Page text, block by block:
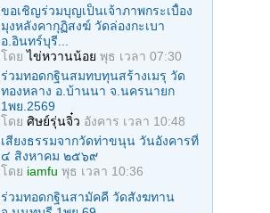
ขอเชิญร่วมบุญเป็นเจ้าภาพกระเบื้อง
มุงหลังคากุฏิสงฆ์ วัดล่องกะเบา
อ.อินทร์บุรี...
โดยไข่หวานน้อย พุธ เวลา 07:30
ร่วมทอดกฐินสมทบทุนสร้างเมรุ วัด
ทองหลาง อ.บ้านนา จ.นครนายก
1พย.2569
โดย ศิษย์รุ่นจิ๋ว อังคาร เวลา 10:48
เสียงธรรมจากวัดท่าขนุน วันอังคารที่
๔ สิงหาคม ๒๕๖๙
โดย iamfu พุธ เวลา 10:36
ร่วมทอดกฐินสามัคคี วัดสังฆทาน